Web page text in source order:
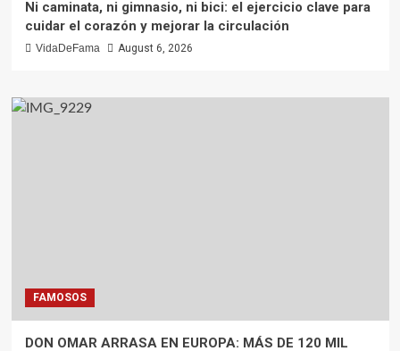
Ni caminata, ni gimnasio, ni bici: el ejercicio clave para
cuidar el corazón y mejorar la circulación
VidaDeFama August 6, 2026
FAMOSOS
DON OMAR ARRASA EN EUROPA: MÁS DE 120 MIL